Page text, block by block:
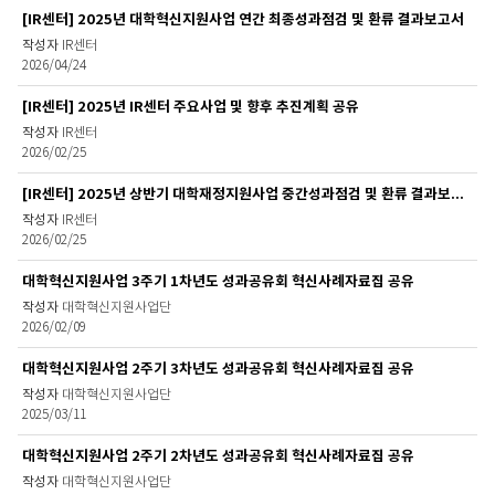
>
커
뮤
티
>
자
료
검
색
학
혁
신
원
사
업
단
>
커
뮤
니
티
>
자
료
실
목
록
[IR센터] 2025년 대학혁신지원사업 연간 최종성과점검 및 환류 결과보고서
IR센터
2026/04/24
[IR센터] 2025년 IR센터 주요사업 및 향후 추진계획 공유
IR센터
2026/02/25
[IR센터] 2025년 상반기 대학재정지원사업 중간성과점검 및 환류 결과보고서
IR센터
2026/02/25
대학혁신지원사업 3주기 1차년도 성과공유회 혁신사례자료집 공유
대학혁신지원사업단
2026/02/09
대학혁신지원사업 2주기 3차년도 성과공유회 혁신사례자료집 공유
대학혁신지원사업단
2025/03/11
대학혁신지원사업 2주기 2차년도 성과공유회 혁신사례자료집 공유
대학혁신지원사업단